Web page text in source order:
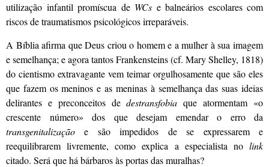
utilização infantil promíscua de WCs e balneários escolares com
riscos de traumatismos psicológicos irreparáveis.
A Bíblia afirma que Deus criou o homem e a mulher à sua imagem
e semelhança; e agora tantos Frankensteins (cf. Mary Shelley, 1818)
do cientismo extravagante vem teimar orgulhosamente que são eles
que fazem os meninos e as meninas à semelhança das suas ideias
delirantes e preconceitos dedestransfobia que atormentam «o
crescente número» dos que desejam emendar o erro da
transgenitalizaçãoe são impedidos de se expressarem e
reequilibrarem livremente, como explica a especialista no link
citado. Será que há bárbaros às portas das muralhas?